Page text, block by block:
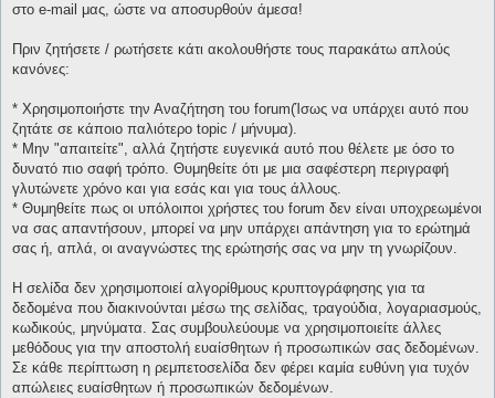
στο e-mail μας, ώστε να αποσυρθούν άμεσα!
Πριν ζητήσετε / ρωτήσετε κάτι ακολουθήστε τους παρακάτω απλούς
κανόνες:
* Χρησιμοποιήστε την Αναζήτηση του forum(Ίσως να υπάρχει αυτό που
ζητάτε σε κάποιο παλιότερο topic / μήνυμα).
* Μην "απαιτείτε", αλλά ζητήστε ευγενικά αυτό που θέλετε με όσο το
δυνατό πιο σαφή τρόπο. Θυμηθείτε ότι με μια σαφέστερη περιγραφή
γλυτώνετε χρόνο και για εσάς και για τους άλλους.
* Θυμηθείτε πως οι υπόλοιποι χρήστες του forum δεν είναι υποχρεωμένοι
να σας απαντήσουν, μπορεί να μην υπάρχει απάντηση για το ερώτημά
σας ή, απλά, οι αναγνώστες της ερώτησής σας να μην τη γνωρίζουν.
Η σελίδα δεν χρησιμοποιεί αλγορίθμους κρυπτογράφησης για τα
δεδομένα που διακινούνται μέσω της σελίδας, τραγούδια, λογαριασμούς,
κωδικούς, μηνύματα. Σας συμβουλεύουμε να χρησιμοποιείτε άλλες
μεθόδους για την αποστολή ευαίσθητων ή προσωπικών σας δεδομένων.
Σε κάθε περίπτωση η ρεμπετοσελίδα δεν φέρει καμία ευθύνη για τυχόν
απώλειες ευαίσθητων ή προσωπικών δεδομένων.